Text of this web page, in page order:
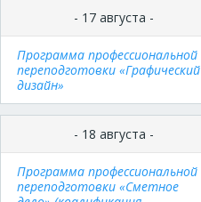
- 17 августа -
Программа профессиональной
переподготовки «Графический
дизайн»
- 18 августа -
Программа профессиональной
переподготовки «Сметное